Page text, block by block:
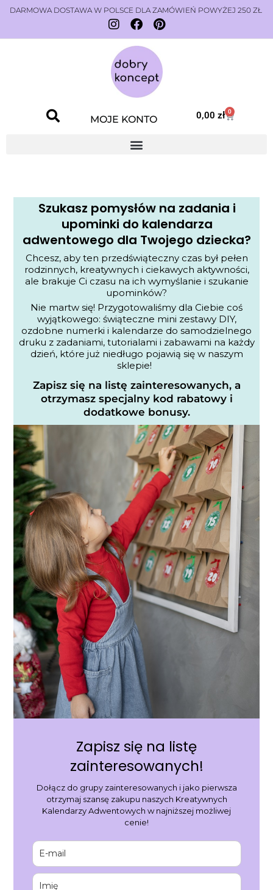
DARMOWA DOSTAWA W POLSCE DLA ZAMÓWIEŃ POWYŻEJ 250 ZŁ
MOJE KONTO 0,00zł 0
Zapisz się na listę
zainteresowanych!
Dołącz do grupy zainteresowanych i jako pierwsza
otrzymaj szansę zakupu naszych Kreatywnych
Kalendarzy Adwentowych w najniższej możliwej
cenie!
Szukasz pomysłów na zadania i
upominki do kalendarza
adwentowego dla Twojego dziecka?
Chcesz, aby ten przedświąteczny czas był pełen
rodzinnych, kreatywnych i ciekawych aktywności,
ale brakuje Ci czasu na ich wymyślanie i szukanie
upominków?
Nie martw się! Przygotowaliśmy dla Ciebie coś
wyjątkowego: świąteczne mini zestawy DIY,
ozdobne numerki i kalendarze do samodzielnego
druku z zadaniami, tutorialami i zabawami na każdy
dzień, które już niedługo pojawią się w naszym
sklepie!
Zapisz się na listę zainteresowanych, a
otrzymasz specjalny kod rabatowy i
dodatkowe bonusy.